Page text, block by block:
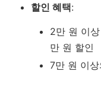
할인 혜택:
2만 원 이
만 원 할인
7만 원 이